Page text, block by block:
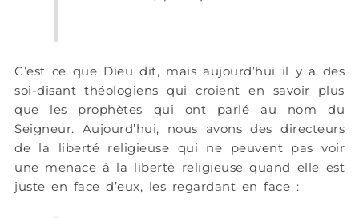
C’est ce que Dieu dit, mais aujourd’hui il y a des
soi-disant théologiens qui croient en savoir plus
que les prophètes qui ont parlé au nom du
Seigneur. Aujourd’hui, nous avons des directeurs
de la liberté religieuse qui ne peuvent pas voir
une menace à la liberté religieuse quand elle est
juste en face d’eux, les regardant en face :